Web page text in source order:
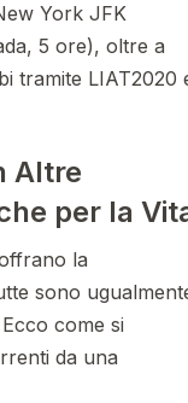
York JFK
5 ore), oltre a
tramite LIAT2020
Altre
per la
la
sono
come si
da una